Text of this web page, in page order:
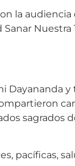
la
Dayananda
sagrados
pacíficas,